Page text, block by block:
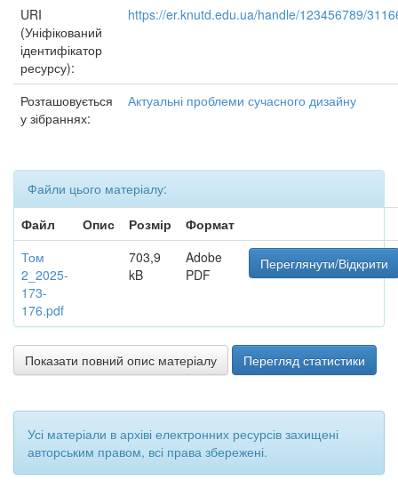
URI
(Уніфікований
ідентифікатор
ресурсу):
https://er.knutd.edu.ua/handle/123456789/
Розташовується
у зібраннях:
Актуальні проблеми сучасного дизайну
Файли цього матеріалу:
Файл
Опис Розмір
Формат
Том
2_2025-
173-
176.pdf
703,9
kB
Adobe
PDF
Переглянути/Відкрити
Показати повний опис матеріалу Перегляд статистики
Усі матеріали в архіві електронних ресурсів захищені
авторським правом, всі права збережені.